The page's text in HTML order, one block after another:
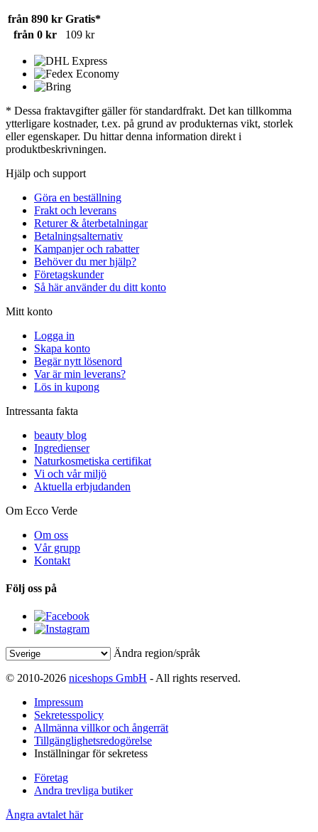
från 890 kr Gratis*
från 0 kr
109 kr
* Dessa fraktavgifter gäller för standardfrakt. Det kan tillkomma
ytterligare kostnader, t.ex. på grund av produkternas vikt, storlek
eller egenskaper. Du hittar denna information direkt i
produktbeskrivningen.
Hjälp och support
Göra en beställning
Frakt och leverans
Returer & återbetalningar
Betalningsalternativ
Kampanjer och rabatter
Behöver du mer hjälp?
Företagskunder
Så här använder du ditt konto
Mitt konto
Logga in
Skapa konto
Begär nytt lösenord
Var är min leverans?
Lös in kupong
Intressanta fakta
beauty blog
Ingredienser
Naturkosmetiska certifikat
Vi och vår miljö
Aktuella erbjudanden
Om Ecco Verde
Om oss
Vår grupp
Kontakt
Följ oss på
Ändra region/språk
© 2010-2026 niceshops GmbH - All rights reserved.
Impressum
Sekretesspolicy
Allmänna villkor och ångerrät
Tillgänglighetsredogörelse
Inställningar för sekretess
Företag
Andra trevliga butiker
Ångra avtalet här